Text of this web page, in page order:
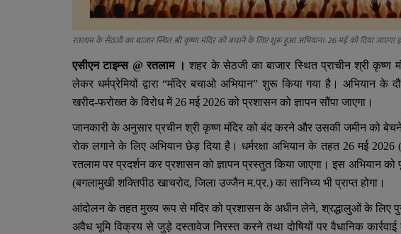
रतलाम के सेठजी का बाजार स्थित श्री कृष्ण मंदिर को बचाने के लिए शुरू हुआ अभियान। 26 मई को दिया जाएगा
एसीएन टाइम्स @ रतलाम ।शहर के सेठजी का बाजार स्थित प्राचीन श्री कृष्ण
लेकर धर्मप्रेमियों द्वारा “मंदिर बचाओ अभियान” शुरू किया गया है। अभियान
खरीद-फरोख्त के विरोध में 26 मई 2026 को प्रशासन को ज्ञापन सौंपा जाएगा।
जानकारी के अनुसार प्रचीन श्री कृष्ण मंदिर को बंद करने और उसकी जमीन को
रोक लगाने के लिए अभियान छेड़ दिया है। धर्मरक्षा अभियान के तहत 26 मई 2026
रतलाम पर प्रदर्शन कर प्रशासन को ज्ञापन प्रस्तुत किया जाएगा। इस अभियान को
(बगलामुखी शक्तिपीठ खाचरोद, जिला उज्जैन म.प्र.) का सानिध्य भी प्राप्त होगा।
आंदोलन के तहत मुख्य रूप से मंदिर को प्रशासन के अधीन लेने, श्रद्धालुओं के लिए
अवैध भूमि विक्रय से जुड़े दस्तावेज निरस्त करने तथा दोषियों पर वैधानिक